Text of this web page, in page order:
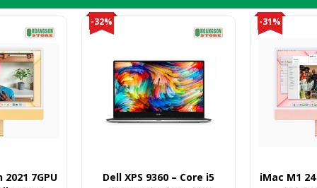
7GPU
-32%
Dell XPS 9360 – Core i5
-31%
iMac M1